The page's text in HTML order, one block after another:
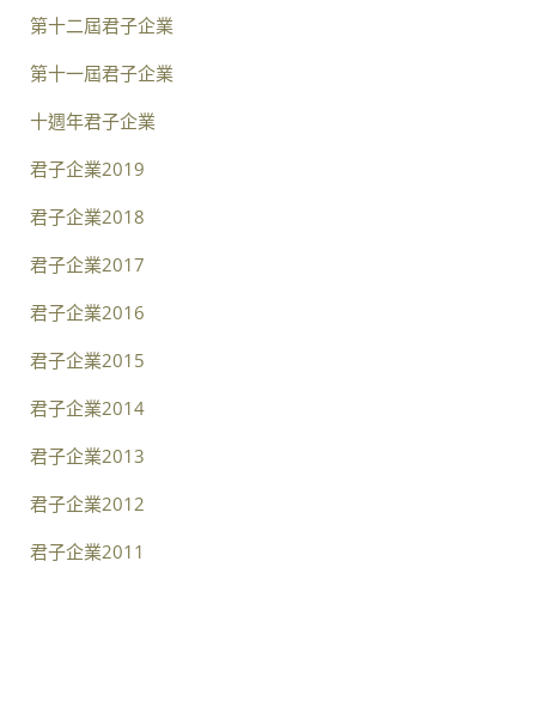
第十二屆君子企業
第十一屆君子企業
十週年君子企業
君子企業2019
君子企業2018
君子企業2017
君子企業2016
君子企業2015
君子企業2014
君子企業2013
君子企業2012
君子企業2011